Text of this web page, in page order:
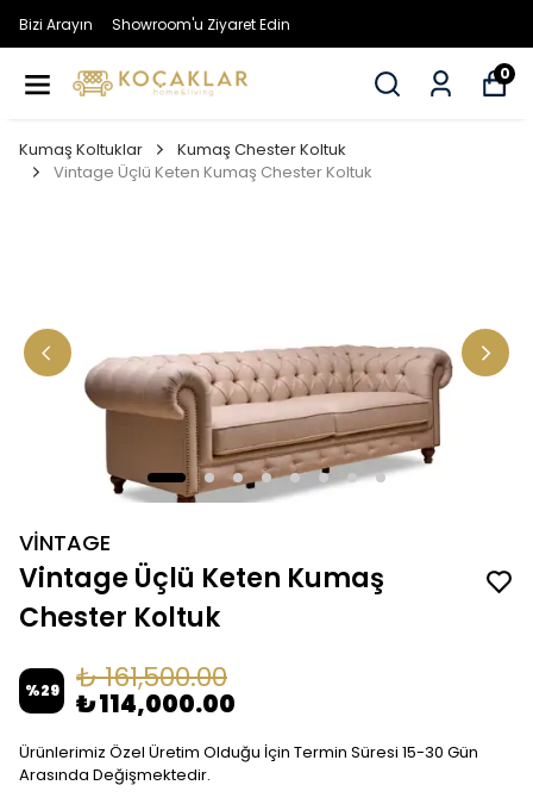
Bizi Arayın Showroom'u Ziyaret Edin
0
Kumaş Koltuklar
Kumaş Chester Koltuk
Vintage Üçlü Keten Kumaş Chester Koltuk
VİNTAGE
Vintage Üçlü Keten Kumaş
Chester Koltuk
%29 ₺ 161,500.00
₺ 114,000.00
Ürünlerimiz Özel Üretim Olduğu İçin Termin Süresi 15-30 Gün
Arasında Değişmektedir.